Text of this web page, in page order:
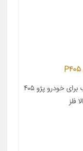
معرفی محصول جزئیات محصول مناسب برای خودرو پژو ۴۰۵